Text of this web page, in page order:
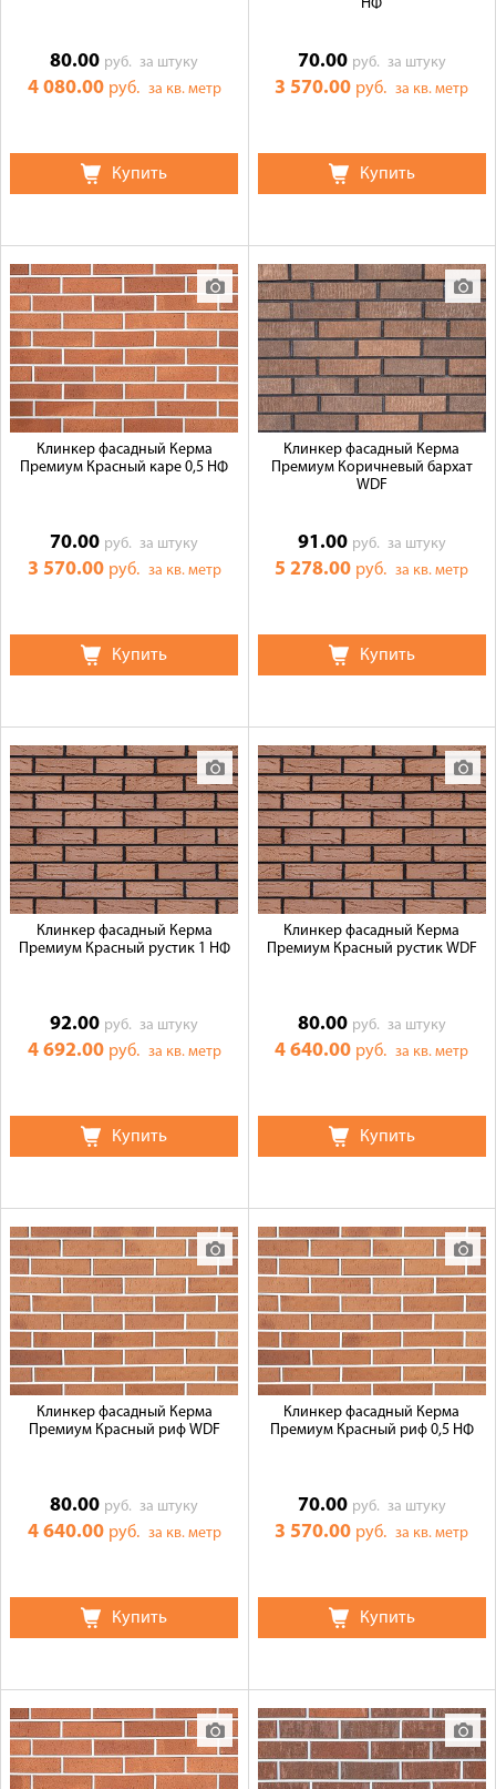
80.00 руб.за штуку
4 080.00 руб. за кв. метр
Купить
НФ
70.00 руб. за штуку
3 570.00 руб.за кв. метр
Купить
Клинкер фасадный Керма
Премиум Красный каре 0,5 НФ
70.00 руб.за штуку
3 570.00 руб. за кв. метр
Купить
Клинкер фасадный Керма
Премиум Коричневый бархат
WDF
91.00 руб. за штуку
5 278.00 руб.за кв. метр
Купить
Клинкер фасадный Керма
Премиум Красный рустик 1 НФ
92.00 руб.за штуку
4 692.00 руб. за кв. метр
Купить
Клинкер фасадный Керма
Премиум Красный рустик WDF
80.00 руб. за штуку
4 640.00 руб.за кв. метр
Купить
Клинкер фасадный Керма
Премиум Красный риф WDF
80.00 руб.за штуку
4 640.00 руб. за кв. метр
Купить
Клинкер фасадный Керма
Премиум Красный риф 0,5 НФ
70.00 руб. за штуку
3 570.00 руб.за кв. метр
Купить